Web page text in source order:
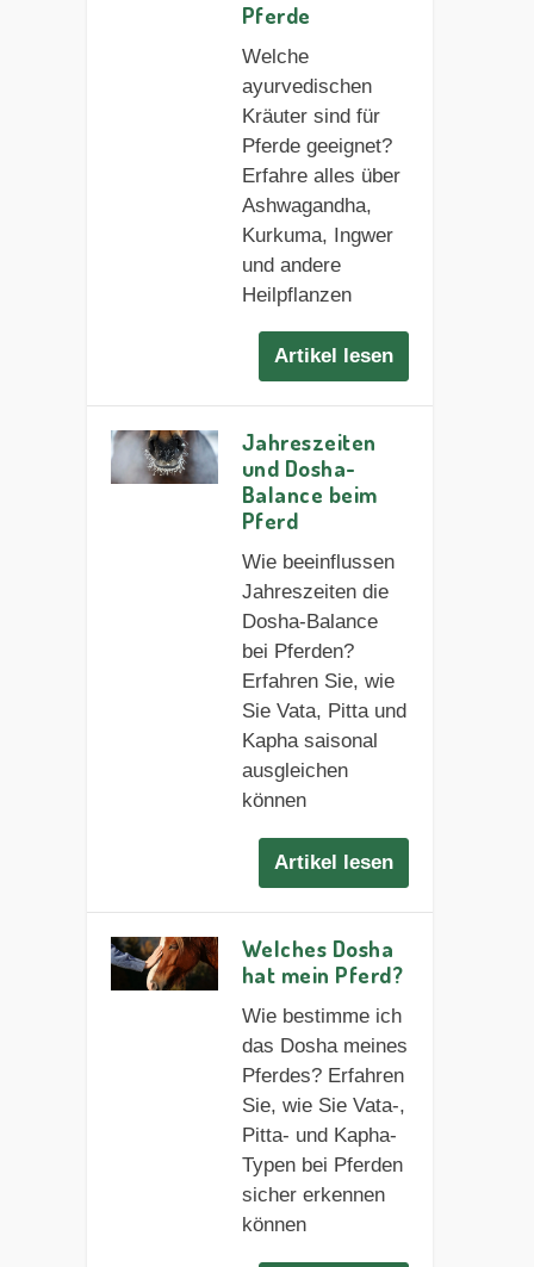
Pferde
Welche
ayurvedischen
Kräuter sind für
Pferde geeignet?
Erfahre alles über
Ashwagandha,
Kurkuma, Ingwer
und andere
Heilpflanzen
Artikel lesen
Jahreszeiten
und Dosha-
Balance beim
Pferd
Wie beeinflussen
Jahreszeiten die
Dosha-Balance
bei Pferden?
Erfahren Sie, wie
Sie Vata, Pitta und
Kapha saisonal
ausgleichen
können
Artikel lesen
Welches Dosha
hat mein Pferd?
Wie bestimme ich
das Dosha meines
Pferdes? Erfahren
Sie, wie Sie Vata-,
Pitta- und Kapha-
Typen bei Pferden
sicher erkennen
können